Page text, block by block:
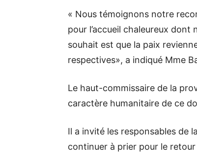
« Nous témoignons notre
pour l’accueil chaleureux
souhait est que la paix
respectives», a indiqué Mme
Le haut-commissaire de la
caractère humanitaire de ce
Il a invité les responsables de
continuer à prier pour le